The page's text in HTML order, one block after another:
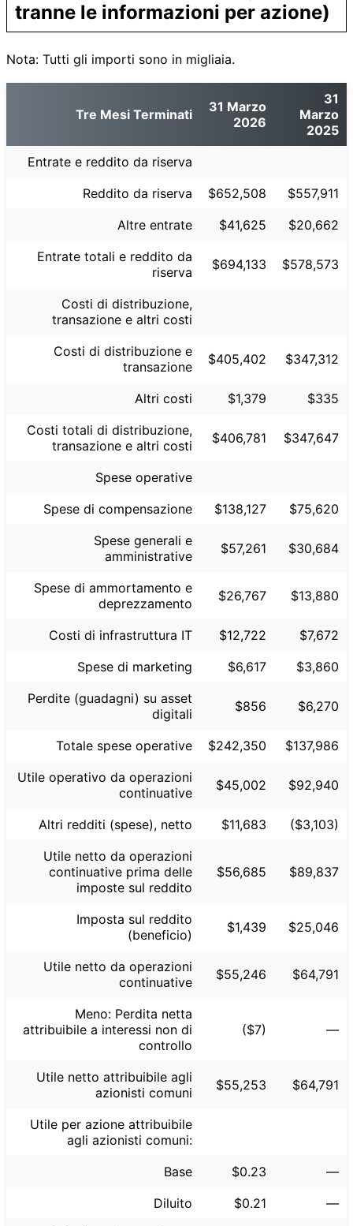
tranne le informazioni per azione)
Nota: Tutti gli importi sono in migliaia.
Tre Mesi Terminati
31 Marzo
2026
31
Marzo
2025
Entrate e reddito da riserva
Reddito da riserva
$652,508
$557,911
Altre entrate
$41,625
$20,662
Entrate totali e reddito da
riserva
$694,133 $578,573
Costi di distribuzione,
transazione e altri costi
Costi di distribuzione e
transazione
$405,402 $347,312
Altri costi $1,379
$335
Costi totali di distribuzione,
transazione e altri costi
$406,781 $347,647
Spese operative
Spese di compensazione
$138,127
$75,620
Spese generali e
amministrative
$57,261 $30,684
Spese di ammortamento e
deprezzamento
$26,767 $13,880
Costi di infrastruttura IT $12,722
$7,672
Spese di marketing
$6,617
$3,860
Perdite (guadagni) su asset
digitali
$856 $6,270
Totale spese operative $242,350
$137,986
Utile operativo da operazioni
continuative
$45,002 $92,940
Altri redditi (spese), netto $11,683
($3,103)
Utile netto da operazioni
continuative prima delle
imposte sul reddito
$56,685 $89,837
Imposta sul reddito
(beneficio)
$1,439 $25,046
Utile netto da operazioni
continuative
$55,246 $64,791
Meno: Perdita netta
attribuibile a interessi non di
controllo
($7) —
Utile netto attribuibile agli
azionisti comuni
$55,253 $64,791
Utile per azione attribuibile
agli azionisti comuni:
Base
$0.23
—
Diluito
$0.21
—